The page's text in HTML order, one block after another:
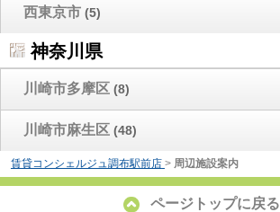
西東京市 (5)
神奈川県
川崎市多摩区 (8)
川崎市麻生区 (48)
賃貸コンシェルジュ調布駅前店 > 周辺施設案内
ページトップに戻る